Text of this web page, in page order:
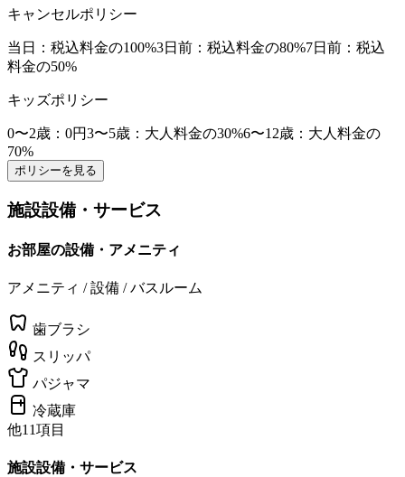
キャンセルポリシー
当日 ：税込料金の100%3日前 ：税込料金の80%7日前 ：税込
料金の50%
キッズポリシー
0〜2歳 ：0円3〜5歳 ：大人料金の30%6〜12歳 ：大人料金の
70%
ポリシーを見る
施設設備・サービス
お部屋の設備・アメニティ
アメニティ / 設備 / バスルーム
歯ブラシ
スリッパ
パジャマ
冷蔵庫
他11項目
施設設備・サービス